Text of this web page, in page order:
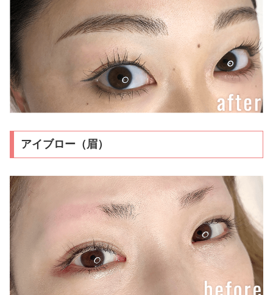
アイブロー（眉）